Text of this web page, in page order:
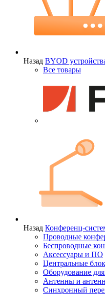
Назад BYOD
Все товары
Назад Конференц-
Проводные
Беспроводные
Аксессуары и ПО
Центральные
Оборудование
Антенны и
Синхронный